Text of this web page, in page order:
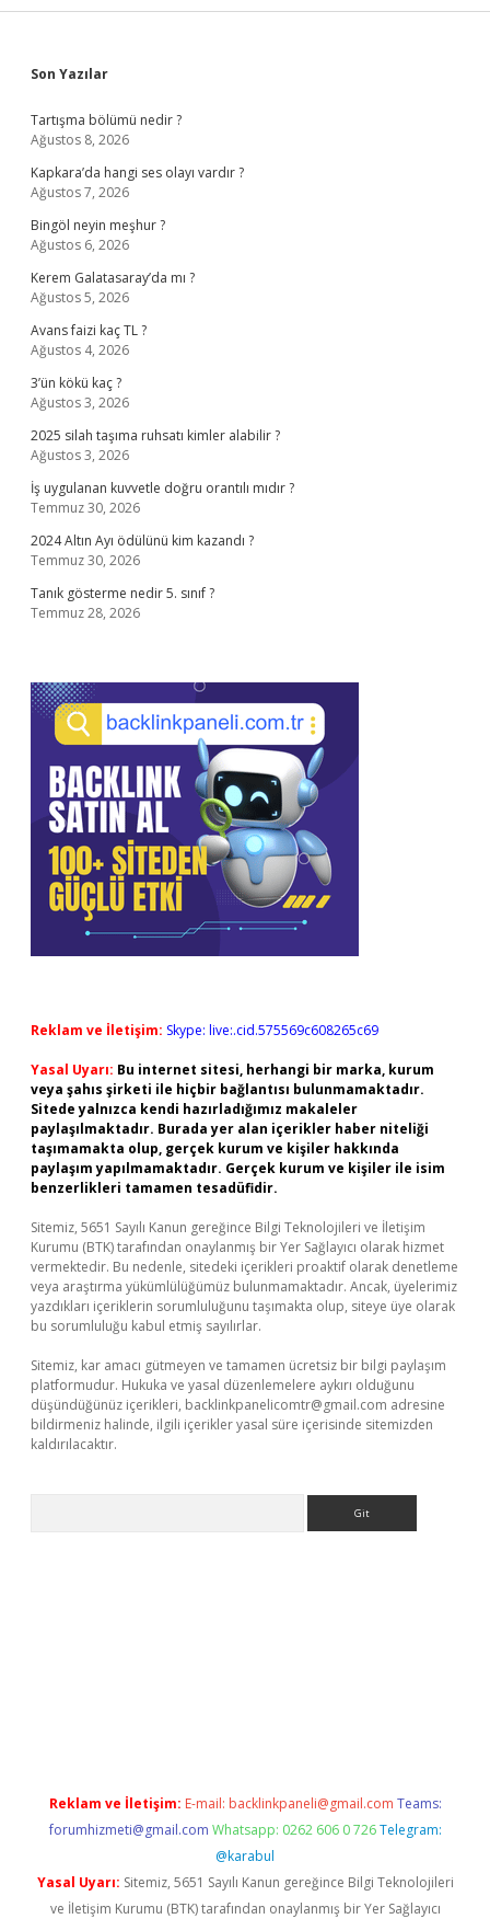
Sidebar
Son Yazılar
Tartışma bölümü nedir ?
Ağustos 8, 2026
Kapkara’da hangi ses olayı vardır ?
Ağustos 7, 2026
Bingöl neyin meşhur ?
Ağustos 6, 2026
Kerem Galatasaray’da mı ?
Ağustos 5, 2026
Avans faizi kaç TL ?
Ağustos 4, 2026
3’ün kökü kaç ?
Ağustos 3, 2026
2025 silah taşıma ruhsatı kimler alabilir ?
Ağustos 3, 2026
İş uygulanan kuvvetle doğru orantılı mıdır ?
Temmuz 30, 2026
2024 Altın Ayı ödülünü kim kazandı ?
Temmuz 30, 2026
Tanık gösterme nedir 5. sınıf ?
Temmuz 28, 2026
Reklam ve İletişim: Skype: live:.cid.575569c608265c69
Yasal Uyarı: Bu internet sitesi, herhangi bir marka, kurum
veya şahıs şirketi ile hiçbir bağlantısı bulunmamaktadır.
Sitede yalnızca kendi hazırladığımız makaleler
paylaşılmaktadır. Burada yer alan içerikler haber niteliği
taşımamakta olup, gerçek kurum ve kişiler hakkında
paylaşım yapılmamaktadır. Gerçek kurum ve kişiler ile isim
benzerlikleri tamamen tesadüfidir.
Sitemiz, 5651 Sayılı Kanun gereğince Bilgi Teknolojileri ve İletişim
Kurumu (BTK) tarafından onaylanmış bir Yer Sağlayıcı olarak hizmet
vermektedir. Bu nedenle, sitedeki içerikleri proaktif olarak denetleme
veya araştırma yükümlülüğümüz bulunmamaktadır. Ancak, üyelerimiz
yazdıkları içeriklerin sorumluluğunu taşımakta olup, siteye üye olarak
bu sorumluluğu kabul etmiş sayılırlar.
Sitemiz, kar amacı gütmeyen ve tamamen ücretsiz bir bilgi paylaşım
platformudur. Hukuka ve yasal düzenlemelere aykırı olduğunu
düşündüğünüz içerikleri, backlinkpanelicomtr@gmail.com adresine
bildirmeniz halinde, ilgili içerikler yasal süre içerisinde sitemizden
kaldırılacaktır.
Reklam ve İletişim: E-mail: backlinkpaneli@gmail.com Teams:
forumhizmeti@gmail.com Whatsapp: 0262 606 0 726 Telegram:
@karabul
Yasal Uyarı: Sitemiz, 5651 Sayılı Kanun gereğince Bilgi Teknolojileri
ve İletişim Kurumu (BTK) tarafından onaylanmış bir Yer Sağlayıcı